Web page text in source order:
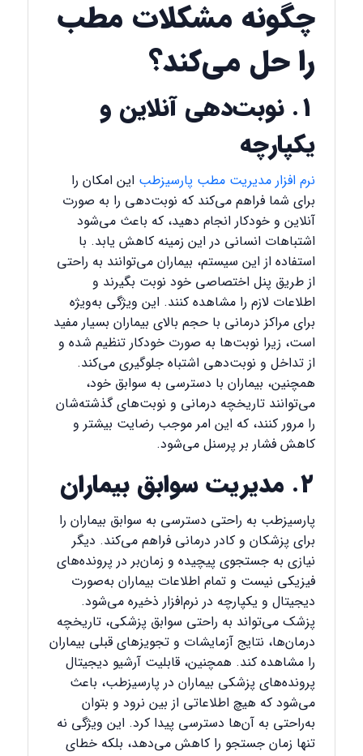
چگونه مشکلات مطب
را حل می‌کند؟
۱. نوبت‌دهی آنلاین و
یکپارچه
نرم‌ افزار مدیریت مطب پارسیزطب این امکان را
برای شما فراهم می‌کند که نوبت‌دهی را به صورت
آنلاین و خودکار انجام دهید، که باعث می‌شود
اشتباهات انسانی در این زمینه کاهش یابد. با
استفاده از این سیستم، بیماران می‌توانند به راحتی
از طریق پنل اختصاصی خود نوبت بگیرند و
اطلاعات لازم را مشاهده کنند. این ویژگی به‌ویژه
برای مراکز درمانی با حجم بالای بیماران بسیار مفید
است، زیرا نوبت‌ها به صورت خودکار تنظیم شده و
از تداخل و نوبت‌دهی اشتباه جلوگیری می‌کند.
همچنین، بیماران با دسترسی به سوابق خود،
می‌توانند تاریخچه درمانی و نوبت‌های گذشته‌شان
را مرور کنند، که این امر موجب رضایت بیشتر و
کاهش فشار بر پرسنل می‌شود.
۲. مدیریت سوابق بیماران
پارسیزطب به راحتی دسترسی به سوابق بیماران را
برای پزشکان و کادر درمانی فراهم می‌کند. دیگر
نیازی به جستجوی پیچیده و زمان‌بر در پرونده‌های
فیزیکی نیست و تمام اطلاعات بیماران به‌صورت
دیجیتال و یکپارچه در نرم‌افزار ذخیره می‌شود.
پزشک می‌تواند به راحتی سوابق پزشکی، تاریخچه
درمان‌ها، نتایج آزمایشات و تجویزهای قبلی بیماران
را مشاهده کند. همچنین، قابلیت آرشیو دیجیتال
پرونده‌های پزشکی بیماران در پارسیزطب، باعث
می‌شود که هیچ اطلاعاتی از بین نرود و بتوان
به‌راحتی به آن‌ها دسترسی پیدا کرد. این ویژگی نه
تنها زمان جستجو را کاهش می‌دهد، بلکه خطای